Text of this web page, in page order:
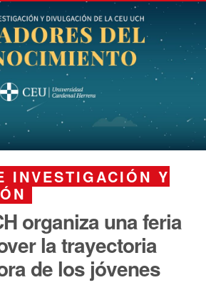
INVESTIGACIÓN Y
organiza una feria
la trayectoria
de los jóvenes